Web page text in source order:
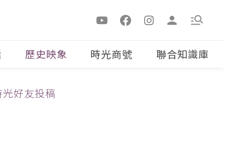
歷史映象 時光商號 聯合知識庫
好友投稿